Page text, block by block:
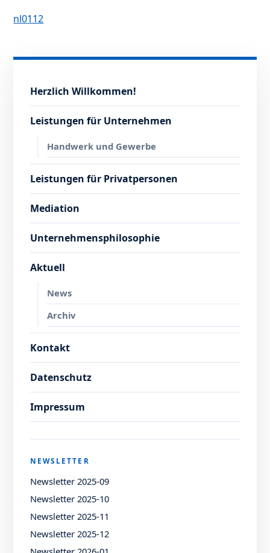
nl0112
Herzlich Willkommen!
Leistungen für Unternehmen
Handwerk und Gewerbe
Leistungen für Privatpersonen
Mediation
Unternehmensphilosophie
Aktuell
News
Archiv
Kontakt
Datenschutz
Impressum
NEWSLETTER
Newsletter 2025-09
Newsletter 2025-10
Newsletter 2025-11
Newsletter 2025-12